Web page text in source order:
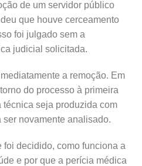
de um servidor público
que houve cerceamento
foi julgado sem a
judicial solicitada.
a remoção. Em
do processo à primeira
seja produzida com
novamente analisado.
foi decidido, como funciona a
e por que a perícia médica